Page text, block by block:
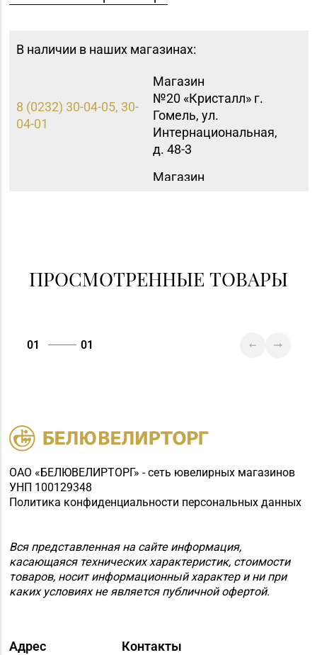
В наличии в наших магазинах:
8 (0232) 30-04-05, 30-
04-01
Магазин
№20 «Кристалл» г.
Гомель, ул.
Интернациональная,
д. 48-3
Магазин
Магазин
№84 «БЕЛЮВЕЛИРТОРГ»
пом. 1 (ТЦ «Секрет»)
73Г/1 (ТЦ «Берег»)
ПРОСМОТРЕННЫЕ ТОВАРЫ
01 01
ОАО «БЕЛЮВЕЛИРТОРГ» - сеть ювелирных магазинов
УНП 100129348
Политика конфиденциальности персональных данных
Вся представленная на сайте информация,
касающаяся технических характеристик, стоимости
товаров, носит информационный характер и ни при
каких условиях не является публичной офертой.
Адрес Контакты